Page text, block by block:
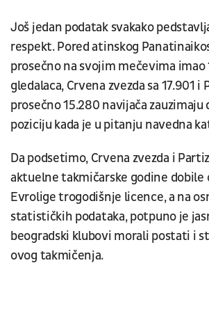
Još jedan podatak svakako
respekt. Pored atinskog
prosečno na svojim mečevima imao
gledalaca, Crvena zvezda sa 17.901 i
prosečno 15.280 navijača
poziciju kada je u pitanju navedna
Da podsetimo, Crvena zvezda i
aktuelne takmičarske godine dobile
Evrolige trogodišnje licence, a na
statističkih podataka, potpuno je
beogradski klubovi morali postati i
ovog takmičenja.